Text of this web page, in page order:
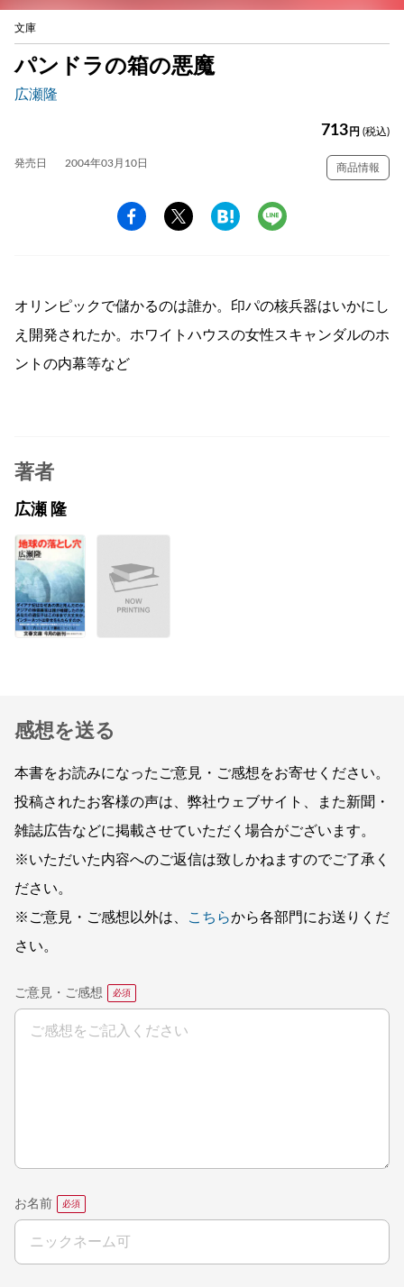
文庫
パンドラの箱の悪魔
広瀬隆
713 円 (税込)
発売日 2004年03月10日 商品情報
オリンピックで儲かるのは誰か。印パの核兵器はいかにし
え開発されたか。ホワイトハウスの女性スキャンダルのホ
ントの内幕等など
著者
広瀬 隆
感想を送る
本書をお読みになったご意見・ご感想をお寄せください。
投稿されたお客様の声は、弊社ウェブサイト、また新聞・
雑誌広告などに掲載させていただく場合がございます。
※いただいた内容へのご返信は致しかねますのでご了承く
ださい。
※ご意見・ご感想以外は、
こちらから各部門にお送りくだ
さい。
ご意見・ご感想
お名前